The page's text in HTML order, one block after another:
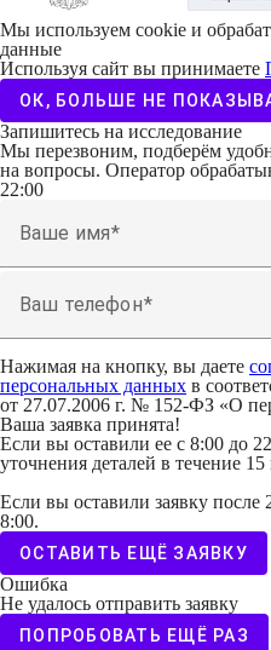
Мы используем cookie и
данные
Используя сайт вы принимаете
ОК, БОЛЬШЕ НЕ
Запишитесь на исследование
Мы перезвоним, подберём
на вопросы. Оператор
22:00
Ваше имя
Ваш телефон
Нажимая на кнопку, вы даете
персональных данных в
от 27.07.2006 г. № 152-ФЗ «О
Ваша заявка принята!
Если вы оставили ее с 8:00 до
уточнения деталей в течение
Если вы оставили заявку
8:00.
ОСТАВИТЬ ЕЩЁ ЗАЯВКУ
Ошибка
Не удалось отправить заявку
ПОПРОБОВАТЬ ЕЩЁ РАЗ